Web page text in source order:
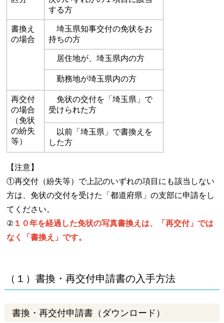
する方
書換え
の場合
埼玉県知事交付の免状をお
持ちの方
居住地が、埼玉県内の方
勤務地が埼玉県内の方
再交付
の場合
（免状
の紛失
等）
免状の交付を「埼玉県」で
受けられた方
以前「埼玉県」で書換えを
した方
【注意】
①再交付（紛失等）で上記のいずれの項目にも該当しない
方は、免状の交付を受けた「都道府県」の支部に申請をし
てください。
② １０年を経過した免状の写真書換えは、「再交付」では
なく「書換え」です。
（１）書換・再交付申請書の入手方法
書換・再交付申請書（ダウンロード）